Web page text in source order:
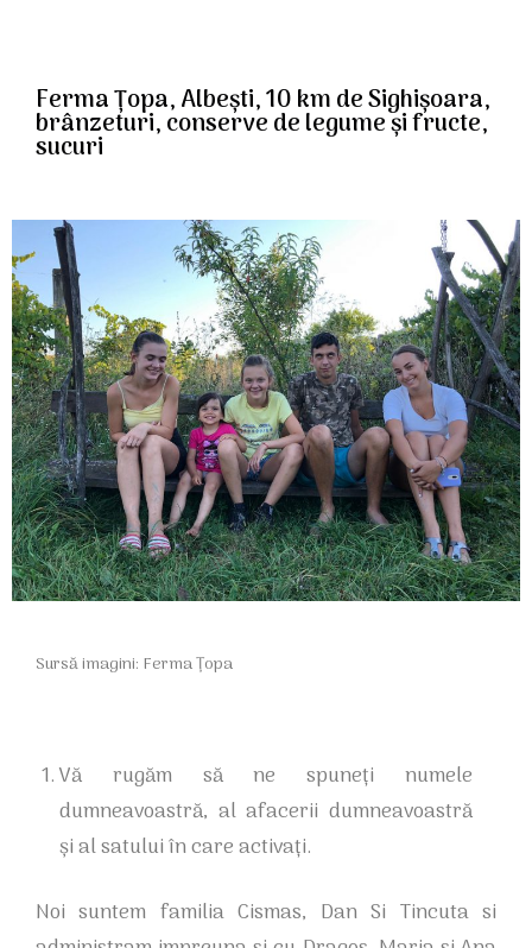
Ferma Țopa, Albești, 10 km de Sighișoara,
brânzeturi, conserve de legume și fructe,
sucuri
Sursă imagini: Ferma Țopa
Vă rugăm să ne spuneți numele
dumneavoastră, al afacerii dumneavoastră
și al satului în care activați.
Noi suntem familia Cismas, Dan Si Tincuta si